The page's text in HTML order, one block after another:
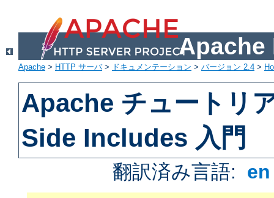
Apache
Apache > HTTP サーバ> ドキュメンテーション > バージョン 2.4 >
Apache チュートリ
Side Includes 入門
翻訳済み言語: